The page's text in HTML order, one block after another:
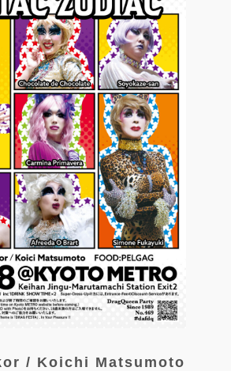
/ Koichi Matsumoto